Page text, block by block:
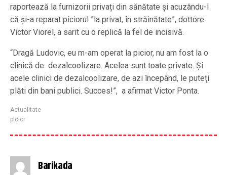
raportează la furnizorii privați din sănătate și acuzându-l
că și-a reparat piciorul ”la privat, în străinătate”, dottore
Victor Viorel, a sarit cu o replică la fel de incisivă.
“Dragă Ludovic, eu m-am operat la picior, nu am fost la o
clinică de dezalcoolizare. Acelea sunt toate private. Și
acele clinici de dezalcoolizare, de azi începând, le puteți
plăti din bani publici. Succes!”, a afirmat Victor Ponta.
Actualitate
picior
Barikada